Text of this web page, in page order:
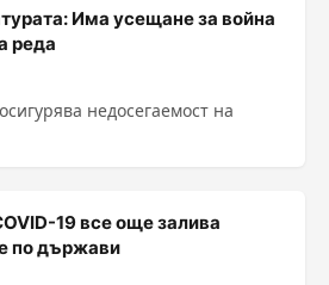
Има усещане за война
реда
недосегаемост на
19 все още залива
по държави